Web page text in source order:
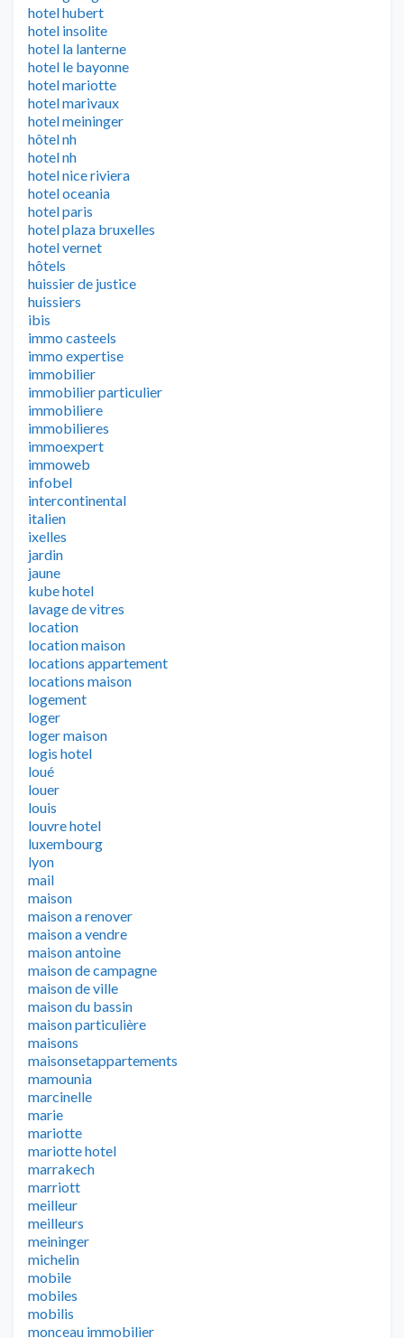
hotel hubert
hotel insolite
hotel la lanterne
hotel le bayonne
hotel mariotte
hotel marivaux
hotel meininger
hôtel nh
hotel nh
hotel nice riviera
hotel oceania
hotel paris
hotel plaza bruxelles
hotel vernet
hôtels
huissier de justice
huissiers
ibis
immo casteels
immo expertise
immobilier
immobilier particulier
immobiliere
immobilieres
immoexpert
immoweb
infobel
intercontinental
italien
ixelles
jardin
jaune
kube hotel
lavage de vitres
location
location maison
locations appartement
locations maison
logement
loger
loger maison
logis hotel
loué
louer
louis
louvre hotel
luxembourg
lyon
mail
maison
maison a renover
maison a vendre
maison antoine
maison de campagne
maison de ville
maison du bassin
maison particulière
maisons
maisonsetappartements
mamounia
marcinelle
marie
mariotte
mariotte hotel
marrakech
marriott
meilleur
meilleurs
meininger
michelin
mobile
mobiles
mobilis
monceau immobilier